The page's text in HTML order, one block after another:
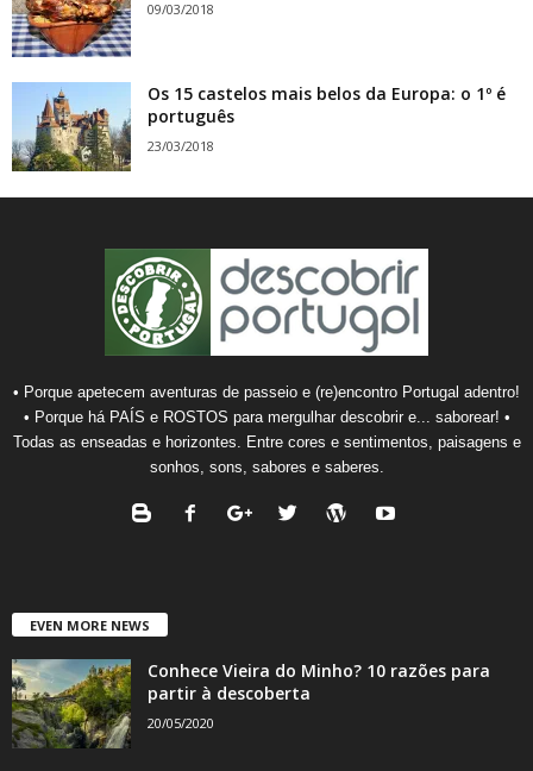
09/03/2018
Os 15 castelos mais belos da Europa: o 1º é
português
23/03/2018
• Porque apetecem aventuras de passeio e (re)encontro Portugal adentro!
• Porque há PAÍS e ROSTOS para mergulhar descobrir e... saborear! •
Todas as enseadas e horizontes. Entre cores e sentimentos, paisagens e
sonhos, sons, sabores e saberes.
EVEN MORE NEWS
Conhece Vieira do Minho? 10 razões para
partir à descoberta
20/05/2020